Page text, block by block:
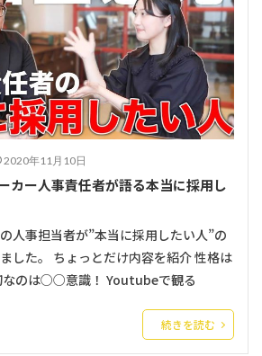
2020年11月10日
カー人事責任者が語る本当に採用し
人事担当者が”本当に採用したい人”の
した。 ちょっとだけ内容を紹介 性格は
なのは○○意識！ Youtubeで観る
続きを読む